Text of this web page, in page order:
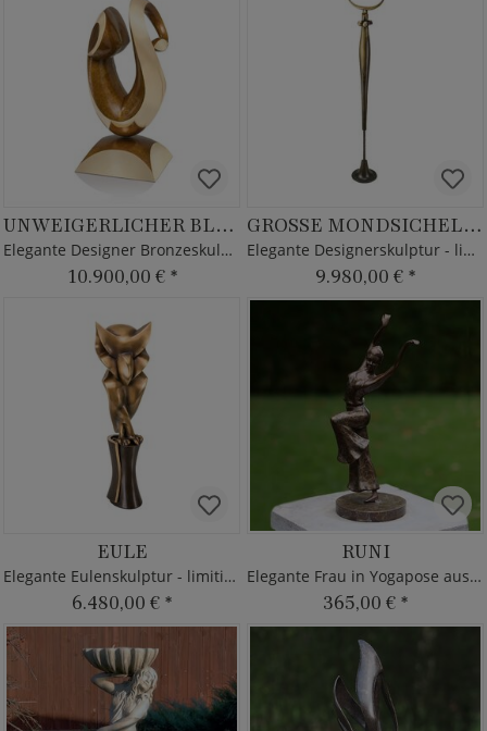
UNWEIGERLICHER BLICKFANG
Elegante Designer Bronzeskulptur - limitiert
10.900,00 € *
GROSSE MONDSICHELSTELE
Elegante Designerskulptur - limitiert
9.980,00 € *
EULE
Elegante Eulenskulptur - limitierte Bronze
6.480,00 € *
RUNI
Elegante Frau in Yogapose aus Bronze
365,00 € *